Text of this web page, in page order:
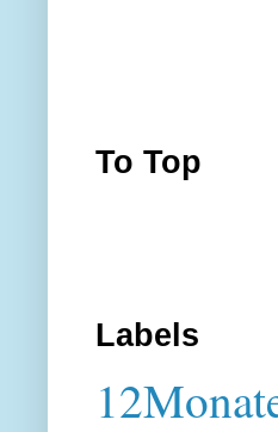
To Top
Labels